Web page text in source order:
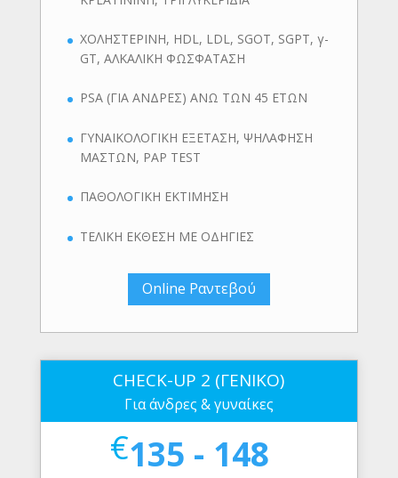
ΧΟΛΗΣΤΕΡΙΝΗ, HDL, LDL, SGOT, SGPT, γ-
GT, ΑΛΚΑΛΙΚΗ ΦΩΣΦΑΤΑΣΗ
PSA (ΓΙΑ ΑΝΔΡΕΣ) ΑΝΩ ΤΩΝ 45 ΕΤΩΝ
ΓΥΝΑΙΚΟΛΟΓΙΚΗ ΕΞΕΤΑΣΗ, ΨΗΛΑΦΗΣΗ
ΜΑΣΤΩΝ, PAP TEST
ΠΑΘΟΛΟΓΙΚΗ ΕΚΤΙΜΗΣΗ
ΤΕΛΙΚΗ ΕΚΘΕΣΗ ΜΕ ΟΔΗΓΙΕΣ
Online Ραντεβού
CHECK-UP 2 (ΓΕΝΙΚΟ)
Για άνδρες & γυναίκες
€135 - 148